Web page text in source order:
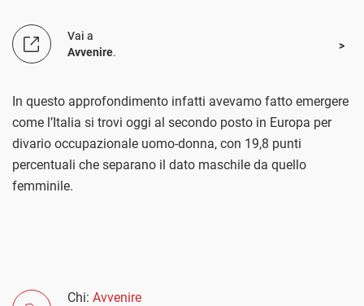
Vai a
Avvenire.
In questo approfondimento infatti avevamo fatto emergere
come l’Italia si trovi oggi al secondo posto in Europa per
divario occupazionale uomo-donna, con 19,8 punti
percentuali che separano il dato maschile da quello
femminile.
Chi: Avvenire